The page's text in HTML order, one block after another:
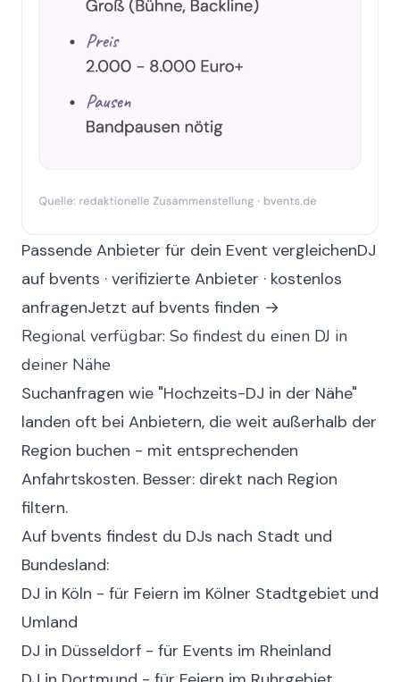
Passende Anbieter für dein Event vergleichenDJ
auf bvents · verifizierte Anbieter · kostenlos
anfragenJetzt auf bvents finden →
Regional verfügbar: So findest du einen DJ in
deiner Nähe
Suchanfragen wie "Hochzeits-DJ in der Nähe"
landen oft bei Anbietern, die weit außerhalb der
Region buchen - mit entsprechenden
Anfahrtskosten. Besser: direkt nach Region
filtern.
Auf bvents findest du DJs nach Stadt und
Bundesland:
DJ in Köln - für Feiern im Kölner Stadtgebiet und
Umland
DJ in Düsseldorf - für Events im Rheinland